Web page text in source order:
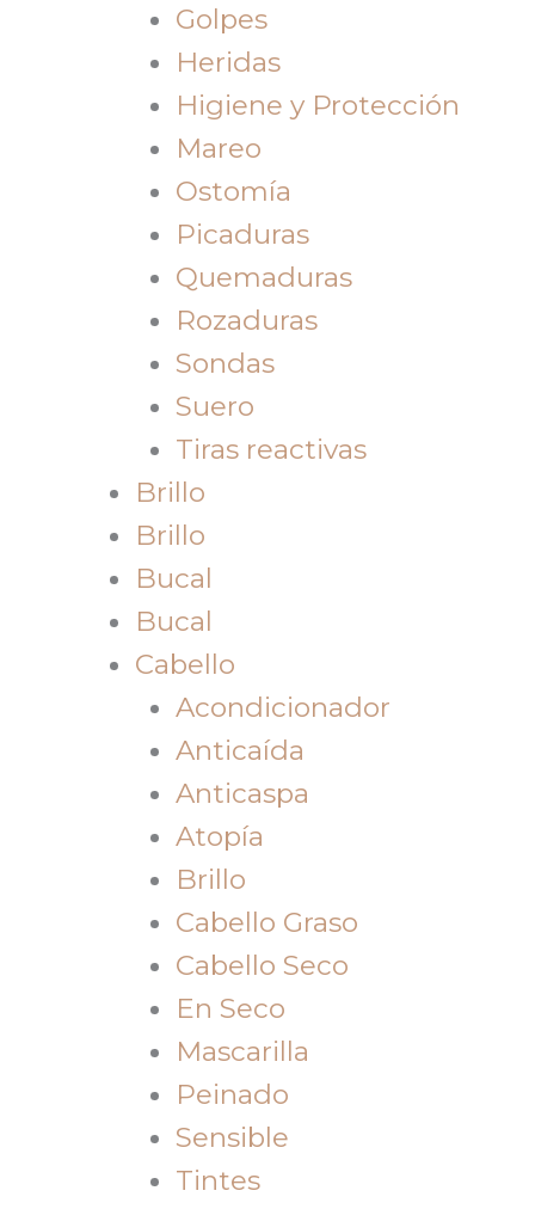
Golpes
Heridas
Higiene y Protección
Mareo
Ostomía
Picaduras
Quemaduras
Rozaduras
Sondas
Suero
Tiras reactivas
Brillo
Brillo
Bucal
Bucal
Cabello
Acondicionador
Anticaída
Anticaspa
Atopía
Brillo
Cabello Graso
Cabello Seco
En Seco
Mascarilla
Peinado
Sensible
Tintes